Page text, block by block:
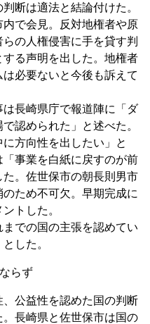
断は適法と結論付けた。
で会見。反対地権者や原
の人権侵害に手を貸す判
る声明を出した。地権者
必要ないと今後も訴えて
長崎県庁で報道陣に「ダ
認められた」と述べた。
方向性を出したい」と
事業を白紙に戻すのが前
。佐世保市の朝長則男市
ため不可欠。早期完成に
トした。
での国の主張を認めてい
した。
らず
公益性を認めた国の判断
長崎県と佐世保市は国の